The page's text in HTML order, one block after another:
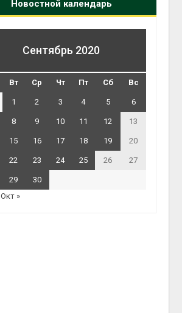
Новостной календарь
Сентябрь 2020
Вт Ср Чт Пт Сб Вс
1 2 3 4 5 6
8 9 10 11 12 13
15 16 17 18 19 20
22 23 24 25 26 27
29
30
Окт »